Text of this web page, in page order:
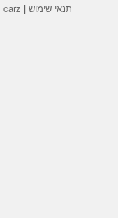
תנאי שימוש | carz מעודד טבעונות